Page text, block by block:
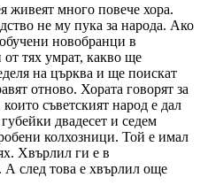
живеят много повече хора.
не му пука за народа. Ако
новобранци в
от тях умрат, какво ще
на църква и ще поискат
отново. Хората говорят за
съветският народ е дал
двадесет и седем
колхозници. Той е имал
Хвърлил ги е в
А след това е хвърлил още